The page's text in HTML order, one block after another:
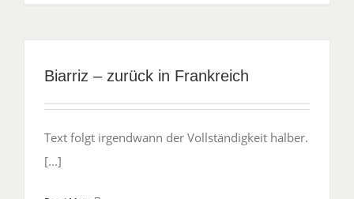
Biarriz – zurück in Frankreich
Text folgt irgendwann der Vollständigkeit halber.
[...]